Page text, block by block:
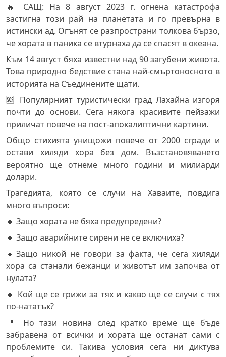
🔥 САЩ: На 8 август 2023 г. огнена катастрофа
застигна този рай на планетата и го превърна в
истински ад. Огънят се разпространи толкова бързо,
че хората в паника се втурнаха да се спасят в океана.
Към 14 август бяха известни над 90 загубени живота.
Това природно бедствие стана най-смъртоносното в
историята на Съединените щати.
🆘 Популярният туристически град Лахайна изгоря
почти до основи. Сега някога красивите пейзажи
приличат повече на пост-апокалиптични картини.
Общо стихията унищожи повече от 2000 сгради и
остави хиляди хора без дом. Възстановяването
вероятно ще отнеме много години и милиарди
долари.
Трагедията, която се случи на Хаваите, повдига
много въпроси:
🔸 Защо хората не бяха предупредени?
🔸 Защо аварийните сирени не се включиха?
🔸Защо никой не говори за факта, че сега хиляди
хора са станали бежанци и животът им започва от
нулата?
🔸 Кой ще се грижи за тях и какво ще се случи с тях
по-нататък?
📍 Но тази новина след кратко време ще бъде
забравена от всички и хората ще останат сами с
проблемите си. Такива условия сега ни диктува